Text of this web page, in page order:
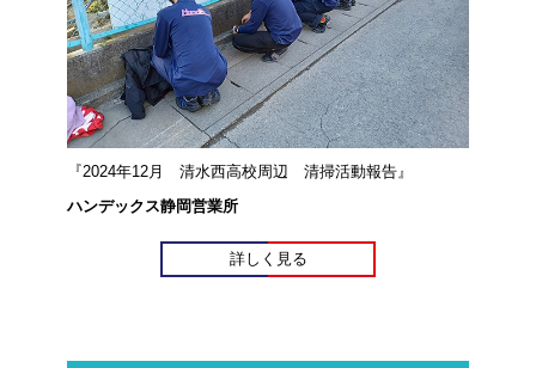
『2024年12月 清水西高校周辺 清掃活動報告』
ハンデックス静岡営業所
詳しく見る